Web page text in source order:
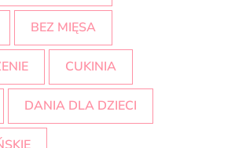
BEZ MIĘSA
CUKINIA
DANIA DLA DZIECI